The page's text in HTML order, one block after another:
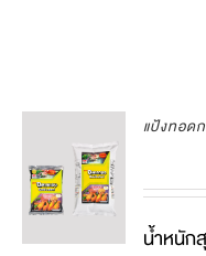
แป้งทอด
น้ำหนัก